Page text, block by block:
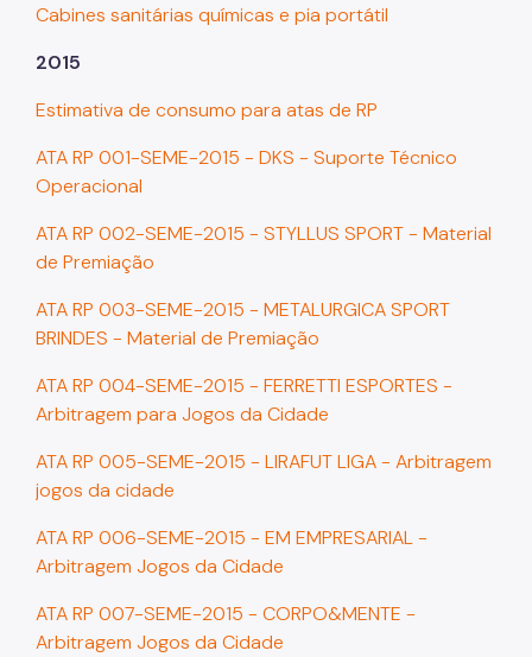
Cabines sanitárias químicas e pia portátil
2015
Estimativa de consumo para atas de RP
ATA RP 001-SEME-2015 - DKS - Suporte Técnico
Operacional
ATA RP 002-SEME-2015 - STYLLUS SPORT - Material
de Premiação
ATA RP 003-SEME-2015 - METALURGICA SPORT
BRINDES - Material de Premiação
ATA RP 004-SEME-2015 - FERRETTI ESPORTES -
Arbitragem para Jogos da Cidade
ATA RP 005-SEME-2015 - LIRAFUT LIGA - Arbitragem
jogos da cidade
ATA RP 006-SEME-2015 - EM EMPRESARIAL -
Arbitragem Jogos da Cidade
ATA RP 007-SEME-2015 - CORPO&MENTE -
Arbitragem Jogos da Cidade